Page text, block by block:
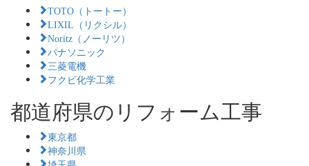
TOTO（トートー）
LIXIL（リクシル）
Noritz（ノーリツ）
パナソニック
三菱電機
フクビ化学工業
都道府県のリフォーム工事
東京都
神奈川県
埼玉県